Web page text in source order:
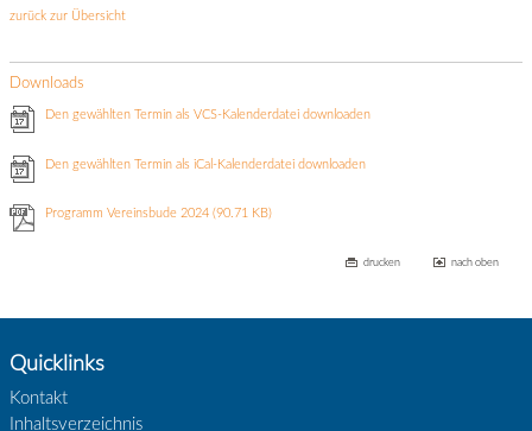
zurück zur Übersicht
Downloads
Den gewählten Termin als VCS-Kalenderdatei downloaden
Den gewählten Termin als iCal-Kalenderdatei downloaden
Programm Vereinsbude 2024(90.71 KB)
drucken nach oben
Quicklinks
Kontakt
Inhaltsverzeichnis